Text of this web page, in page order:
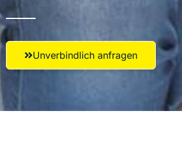
Unverbindlich anfragen